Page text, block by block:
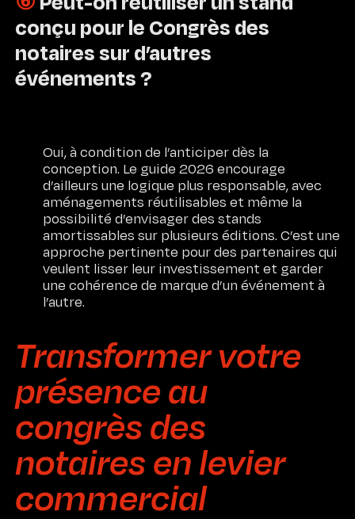
conçu pour le Congrès des
notaires sur d’autres
événements ?
Oui, à condition de l’anticiper dès la
conception. Le guide 2026 encourage
d’ailleurs une logique plus responsable, avec
aménagements réutilisables et même la
possibilité d’envisager des stands
amortissables sur plusieurs éditions. C’est une
approche pertinente pour des partenaires qui
veulent lisser leur investissement et garder
une cohérence de marque d’un événement à
l’autre.
Transformer votre
présence au
congrès des
notaires en levier
commercial